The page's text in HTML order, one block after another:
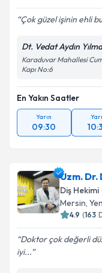
Çok güzel işinin ehli
Dt. Vedat Aydın
Karaduvar Mahallesi
Kapı No:6
En Yakın Saatler
Yarın
09:30
Uzm. Dr.
Diş Hekimi
Mersin,
4.9 (163
Doktor çok değerli
iyi...